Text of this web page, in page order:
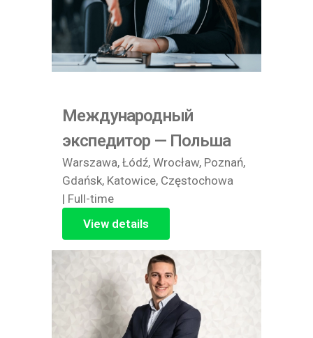
Международный
экспедитор — Польша
Warszawa, Łódź, Wrocław, Poznań,
Gdańsk, Katowice, Częstochowa
| Full-time
View details